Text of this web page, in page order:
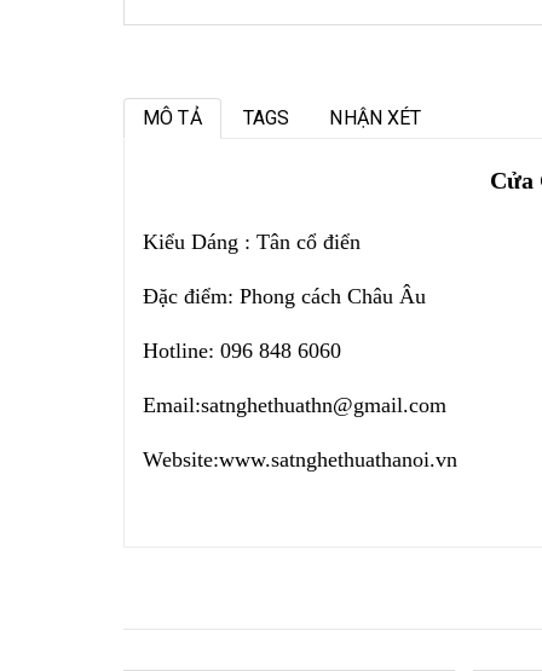
MÔ TẢ TAGS NHẬN XÉT
Cửa
Kiểu Dáng : Tân cổ điển
Đặc điểm: Phong cách Châu Âu
Hotline: 096 848 6060
Email:satnghethuathn@gmail.com
Website:www.satnghethuathanoi.vn